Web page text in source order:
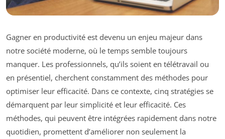
Gagner en productivité est devenu un enjeu majeur dans
notre société moderne, où le temps semble toujours
manquer. Les professionnels, qu’ils soient en télétravail ou
en présentiel, cherchent constamment des méthodes pour
optimiser leur efficacité. Dans ce contexte, cinq stratégies se
démarquent par leur simplicité et leur efficacité. Ces
méthodes, qui peuvent être intégrées rapidement dans notre
quotidien, promettent d’améliorer non seulement la